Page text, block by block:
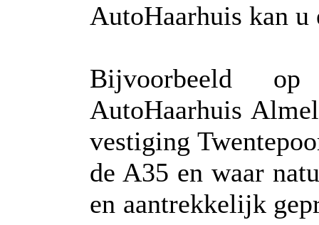
AutoHaarhuis kan
Bijvoorbeeld op
AutoHaarhuis
vestiging
de A35 en waar
en aantrekkelijk